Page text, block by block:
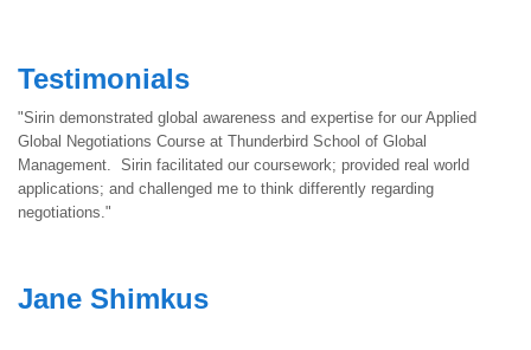
Testimonials
"Sirin demonstrated global awareness and expertise for our Applied
Global Negotiations Course at Thunderbird School of Global
Management. Sirin facilitated our coursework; provided real world
applications; and challenged me to think differently regarding
negotiations."
Jane Shimkus